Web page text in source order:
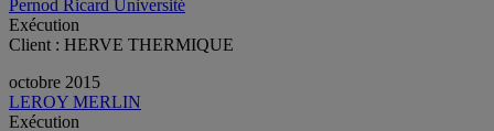
Pernod Ricard Université
Exécution
Client : HERVE THERMIQUE
octobre 2015
LEROY MERLIN
Exécution